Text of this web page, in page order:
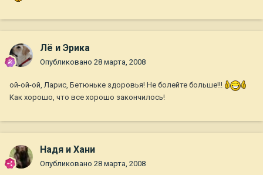
Лё и Эрика
Опубликовано 28 марта, 2008
ой-ой-ой, Ларис, Бетюньке здоровья! Не болейте больше!!!
Как хорошо, что все хорошо закончилось!
Надя и Хани
Опубликовано 28 марта, 2008